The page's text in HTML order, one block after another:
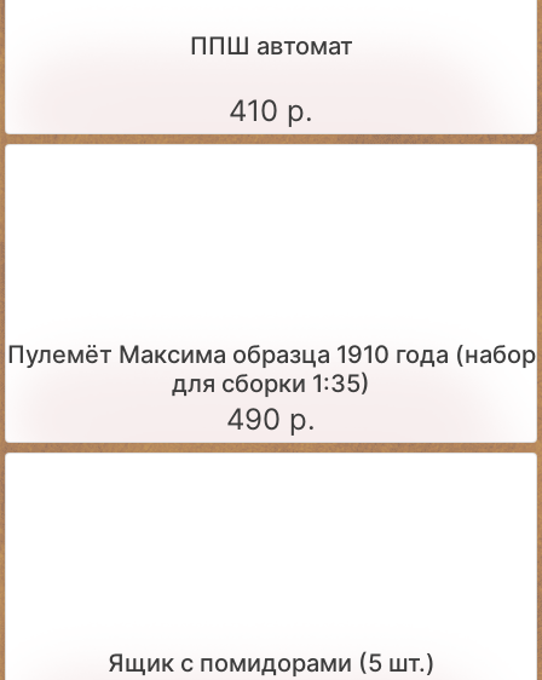
ППШ автомат
410 р.
Пулемёт Максима образца 1910 года (набор
для сборки 1:35)
490 р.
Ящик c помидорами (5 шт.)